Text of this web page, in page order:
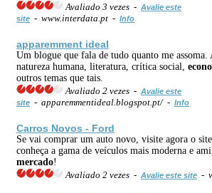
Avaliado 3 vezes - Avalie este
site - www.interdata.pt - Info
apparemment ideal
Um blogue que fala de tudo quanto me assoma.
natureza humana, literatura, crítica social,
outros temas que tais.
Avaliado 2 vezes - Avalie este
site - apparemmentideal.blogspot.pt/ - Info
Carros Novos - Ford
Se vai comprar um auto novo, visite agora o
conheça a gama de veículos mais moderna e
mercado!
Avaliado 2 vezes - Avalie este site -